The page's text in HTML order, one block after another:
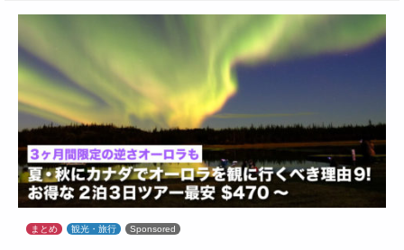
まとめ 観光・旅行 Sponsored